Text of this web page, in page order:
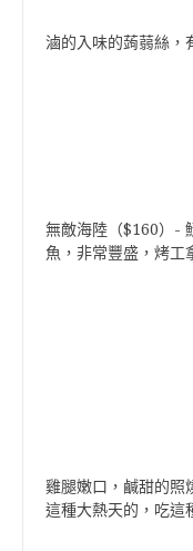
滷的入味的蒟蒻絲，
無敵海陸（$160）-
魚，非常豐盛，烤工
雞腿嫩口，鹹甜的照
這種大熱天的，吃這